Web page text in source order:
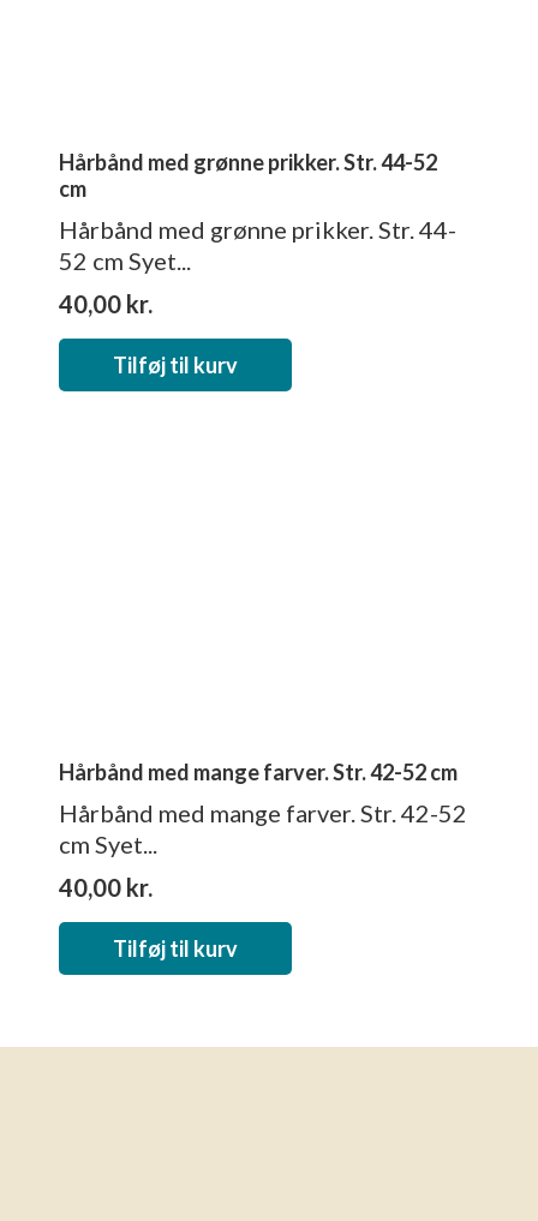
Hårbånd med grønne prikker. Str. 44-52
cm
Hårbånd med grønne prikker. Str. 44-
52 cm Syet...
40,00 kr.
Tilføj til kurv
Hårbånd med mange farver. Str. 42-52 cm
Hårbånd med mange farver. Str. 42-52
cm Syet...
40,00 kr.
Tilføj til kurv